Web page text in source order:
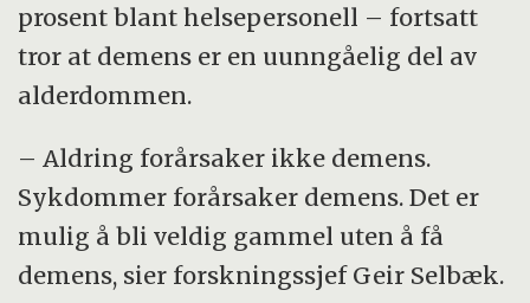
prosent blant helsepersonell – fortsatt
tror at demens er en uunngåelig del av
alderdommen.
– Aldring forårsaker ikke demens.
Sykdommer forårsaker demens. Det er
mulig å bli veldig gammel uten å få
demens, sier forskningssjef Geir Selbæk.